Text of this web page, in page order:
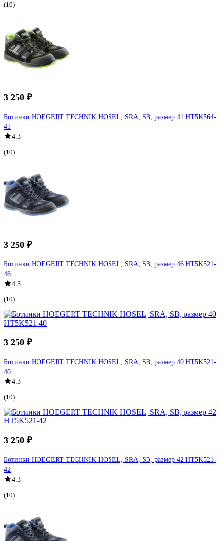
(10)
3 250 ₽
Ботинки HOEGERT TECHNIK HOSEL, SRA, SB, размер 41 HT5K564-
41
4.3
(10)
3 250 ₽
Ботинки HOEGERT TECHNIK HOSEL, SRA, SB, размер 46 HT5K521-
46
4.3
(10)
3 250 ₽
Ботинки HOEGERT TECHNIK HOSEL, SRA, SB, размер 40 HT5K521-
40
4.3
(10)
3 250 ₽
Ботинки HOEGERT TECHNIK HOSEL, SRA, SB, размер 42 HT5K521-
42
4.3
(10)